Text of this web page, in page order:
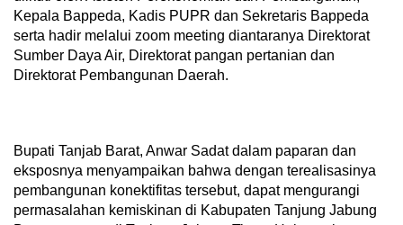
Kepala Bappeda, Kadis PUPR dan Sekretaris Bappeda
serta hadir melalui zoom meeting diantaranya Direktorat
Sumber Daya Air, Direktorat pangan pertanian dan
Direktorat Pembangunan Daerah.
Bupati Tanjab Barat, Anwar Sadat dalam paparan dan
eksposnya menyampaikan bahwa dengan terealisasinya
pembangunan konektifitas tersebut, dapat mengurangi
permasalahan kemiskinan di Kabupaten Tanjung Jabung